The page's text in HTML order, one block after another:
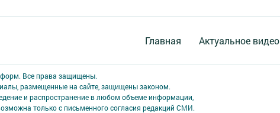
Главная Актуальное видео
Все права защищены.
размещенные на сайте, защищены законом.
и распространение в любом объеме информации,
только с письменного согласия редакций СМИ.